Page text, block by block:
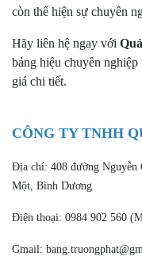
còn thể hiện sự chuyên
Hãy liên hệ ngay với
bảng hiệu chuyên
giá chi tiết.
CÔNG TY TNHH
Địa chỉ: 408 đường Nguyễn
Một, Bình Dương
Điện thoại: 0984 902 560
Gmail: